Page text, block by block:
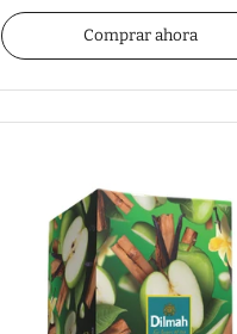
Comprar ahora